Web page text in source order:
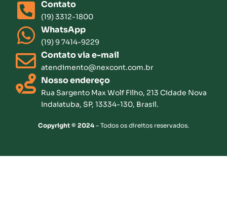
Contato
(19) 3312-1800
WhatsApp
(19) 9 7414-9229
Contato via e-mail
atendimento@nexcont.com.br
Nosso endereço
Rua Sargento Max Wolf Filho, 213 Cidade Nova
Indaiatuba, SP, 13334-130, Brasil.
Copyright © 2024 – Todos os direitos reservados.